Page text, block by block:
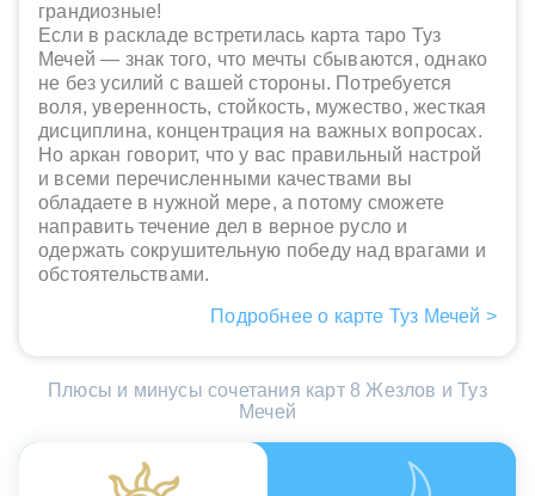
грандиозные!
Если в раскладе встретилась карта таро Туз
Мечей — знак того, что мечты сбываются, однако
не без усилий с вашей стороны. Потребуется
воля, уверенность, стойкость, мужество, жесткая
дисциплина, концентрация на важных вопросах.
Но аркан говорит, что у вас правильный настрой
и всеми перечисленными качествами вы
обладаете в нужной мере, а потому сможете
направить течение дел в верное русло и
одержать сокрушительную победу над врагами и
обстоятельствами.
Подробнее о карте Туз Мечей >
Плюсы и минусы сочетания карт 8 Жезлов и Туз
Мечей